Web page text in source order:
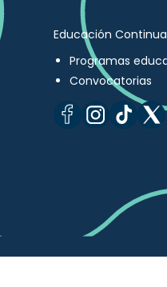
Educación Continua
Programas
Convocatorias